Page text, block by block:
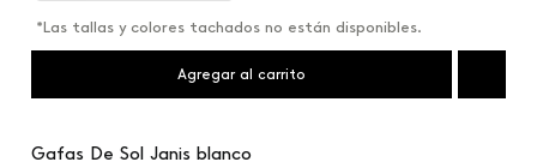
*Las tallas y colores tachados no están disponibles.
Agregar al carrito
Gafas De Sol Janis blanco